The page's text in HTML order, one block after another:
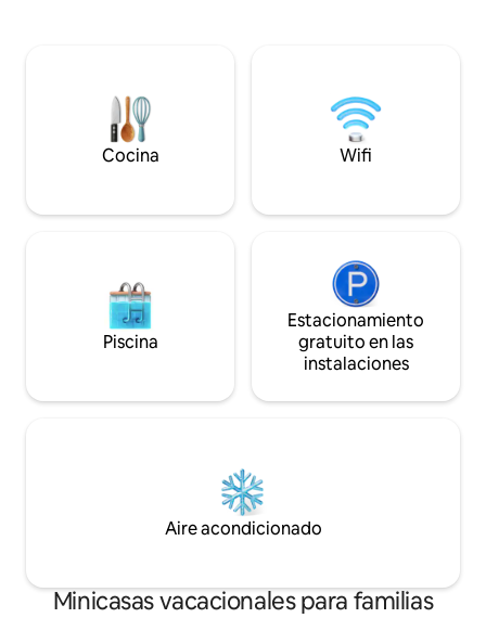
en contacto con la naturaleza. Disfrute
de una vista increíble del lago Endine Lea
las reseñas, dicen más que mil fotos
Cocina Wifi
Piscina
Estacionamiento
gratuito en las
instalaciones
Aire acondicionado
Minicasas vacacionales para familias